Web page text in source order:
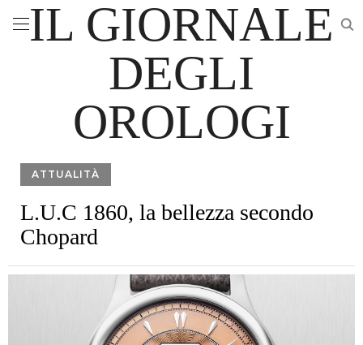
IL GIORNALE
DEGLI
OROLOGI
ATTUALITÀ
L.U.C 1860, la bellezza secondo
Chopard